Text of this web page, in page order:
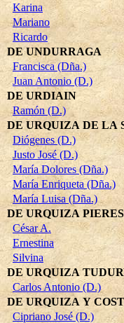
Karina
Mariano
Ricardo
DE UNDURRAGA
Francisca (Dña.)
Juan Antonio (D.)
DE URDIAIN
Ramón (D.)
DE URQUIZA DE LA
Diógenes (D.)
Justo José (D.)
María Dolores (Dña.)
María Enriqueta (Dña.)
María Luisa (Dña.)
DE URQUIZA PIERES
César A.
Ernestina
Silvina
DE URQUIZA
Carlos Antonio (D.)
DE URQUIZA Y
Cipriano José (D.)